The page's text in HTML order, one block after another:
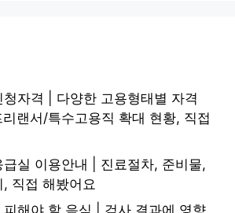
자격 | 다양한 고용형태별 자격
랜서/특수고용직 확대 현황, 직접
급실 이용안내 | 진료절차, 준비물,
직접 해봤어요